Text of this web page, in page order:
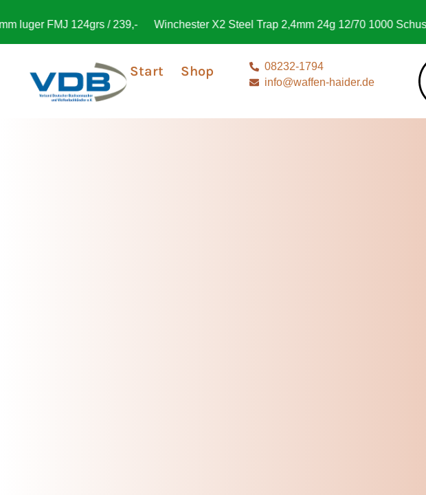
124grs / 239,- Winchester X2 Steel Trap 2,4mm 24g 12/70 1000 Schuss / 299,-
Start Shop
08232-1794
info@waffen-haider.de